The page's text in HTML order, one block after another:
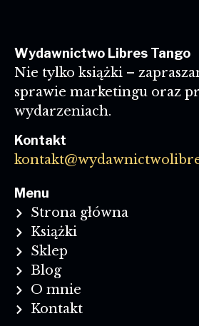
Wydawnictwo Libres Tango
Nie tylko książki –
sprawie marketingu oraz
wydarzeniach.
Kontakt
Menu
Strona główna
Książki
Sklep
Blog
O mnie
Kontakt